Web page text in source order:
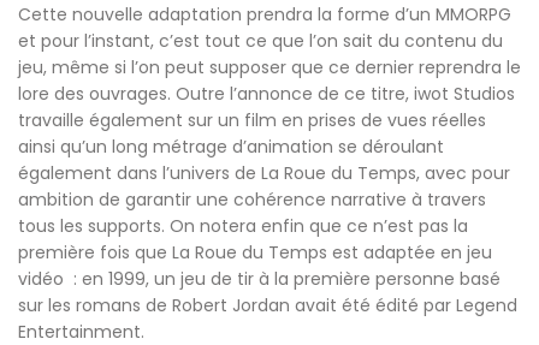
Cette nouvelle adaptation prendra la forme d’un MMORPG
et pour l’instant, c’est tout ce que l’on sait du contenu du
jeu, même si l’on peut supposer que ce dernier reprendra le
lore des ouvrages. Outre l’annonce de ce titre, iwot Studios
travaille également sur un film en prises de vues réelles
ainsi qu’un long métrage d’animation se déroulant
également dans l’univers de La Roue du Temps, avec pour
ambition de garantir une cohérence narrative à travers
tous les supports. On notera enfin que ce n’est pas la
première fois que La Roue du Temps est adaptée en jeu
vidéo : en 1999, un jeu de tir à la première personne basé
sur les romans de Robert Jordan avait été édité par Legend
Entertainment.